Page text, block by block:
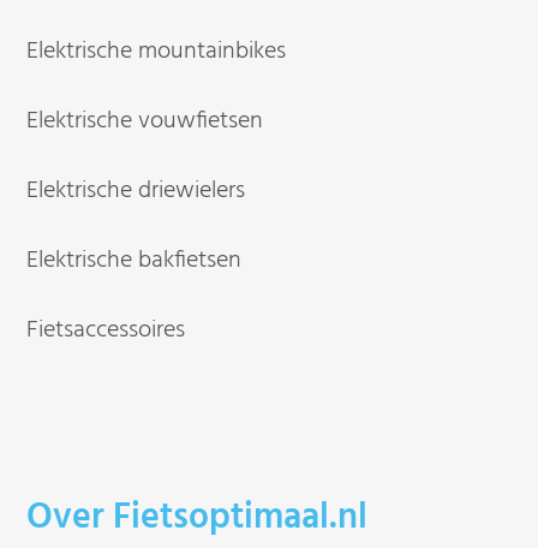
Elektrische mountainbikes
Elektrische vouwfietsen
Elektrische driewielers
Elektrische bakfietsen
Fietsaccessoires
Over Fietsoptimaal.nl